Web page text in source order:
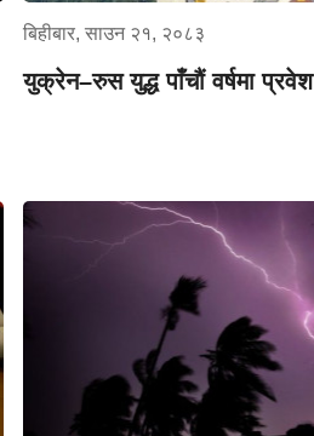
बिहीबार, साउन २१, २०८३
युक्रेन–रुस युद्ध पाँचौं वर्षमा प्रवेश